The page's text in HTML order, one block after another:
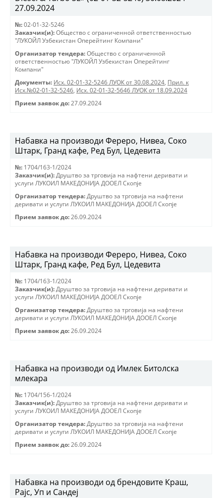
27.09.2024
№: 02-01-32-5246
Заказчик(и): Общество с ограниченной ответственностью
"ЛУКОЙЛ Узбекистан Оперейтинг Компани"
Организатор тендера: Общество с ограниченной
ответственностью "ЛУКОЙЛ Узбекистан Оперейтинг
Компани"
Документы: Исх. 02-01-32-5246 ЛУОК от 30.08.2024, Прил. к
Исх.№02-01-32-5246, Исх. 02-01-32-5646 ЛУОК от 18.09.2024
Прием заявок до: 27.09.2024
Набавка на производи Фереро, Нивеа, Соко
Штарк, Гранд кафе, Ред Бул, Цедевита
№: 1704/163-1/2024
Заказчик(и): Друштво за трговиjа на нафтени деривати и
услуги ЛУКОИЛ МАКЕДОНИJА ДООЕЛ Скопjе
Организатор тендера: Друштво за трговиjа на нафтени
деривати и услуги ЛУКОИЛ МАКЕДОНИJА ДООЕЛ Скопjе
Прием заявок до: 26.09.2024
Набавка на производи Фереро, Нивеа, Соко
Штарк, Гранд кафе, Ред Бул, Цедевита
№: 1704/163-1/2024
Заказчик(и): Друштво за трговиjа на нафтени деривати и
услуги ЛУКОИЛ МАКЕДОНИJА ДООЕЛ Скопjе
Организатор тендера: Друштво за трговиjа на нафтени
деривати и услуги ЛУКОИЛ МАКЕДОНИJА ДООЕЛ Скопjе
Прием заявок до: 26.09.2024
Набавка на производи од Имлек Битолска
млекара
№: 1704/156-1/2024
Заказчик(и): Друштво за трговиjа на нафтени деривати и
услуги ЛУКОИЛ МАКЕДОНИJА ДООЕЛ Скопjе
Организатор тендера: Друштво за трговиjа на нафтени
деривати и услуги ЛУКОИЛ МАКЕДОНИJА ДООЕЛ Скопjе
Прием заявок до: 26.09.2024
Набавка на производи од брендовите Краш,
Рајс, Уп и Сандеј